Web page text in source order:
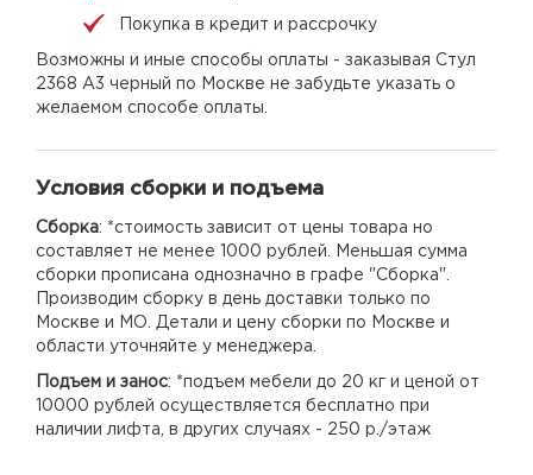
Покупка в кредит и рассрочку
Возможны и иные способы оплаты - заказывая Стул
2368 А3 черный по Москве не забудьте указать о
желаемом способе оплаты.
Условия сборки и подъема
Сборка: *стоимость зависит от цены товара но
составляет не менее 1000 рублей. Меньшая сумма
сборки прописана однозначно в графе "Сборка".
Производим сборку в день доставки только по
Москве и МО. Детали и цену сборки по Москве и
области уточняйте у менеджера.
Подъем и занос: *подъем мебели до 20 кг и ценой от
10000 рублей осуществляется бесплатно при
наличии лифта, в других случаях - 250 р./этаж